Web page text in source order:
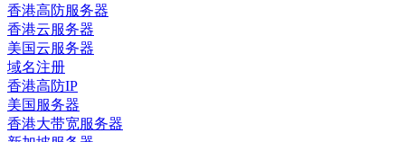
香港高防服务器
香港云服务器
美国云服务器
域名注册
香港高防IP
美国服务器
香港大带宽服务器